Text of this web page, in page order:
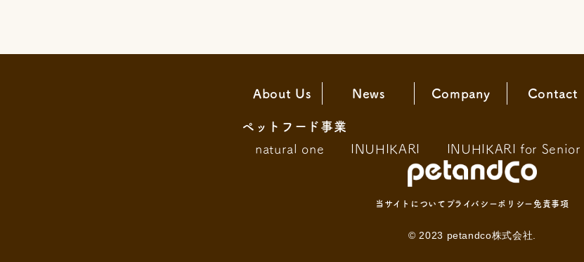
About Us News Company Contact
ペットフード事業
natural one
INUHIKARI INUHIKARI for Senior
当サイトについて プライバシーポリシー 免責事項
© 2023 petandco株式会社.